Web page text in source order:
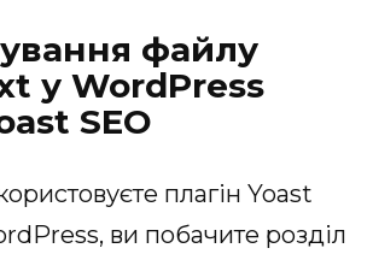
файлу
у WordPress
SEO
плагін Yoast
ви побачите розділ